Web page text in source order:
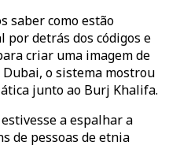
saber como estão
detrás dos códigos e
criar uma imagem de
o sistema mostrou
junto ao Burj Khalifa.
a espalhar a
de pessoas de etnia